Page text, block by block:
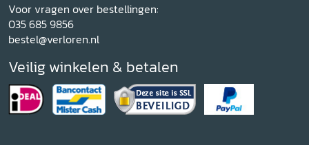
Voor vragen over bestellingen:
035 685 9856
bestel@verloren.nl
Veilig winkelen & betalen